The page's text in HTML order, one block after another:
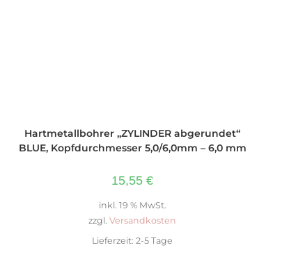
Hartmetallbohrer „ZYLINDER abgerundet“
BLUE, Kopfdurchmesser 5,0/6,0mm – 6,0 mm
15,55 €
inkl. 19 % MwSt.
zzgl. Versandkosten
Lieferzeit: 2-5 Tage